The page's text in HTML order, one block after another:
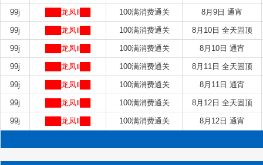
99j ███龙凤Ⅱ██ 100满消费通关 8月9日 通宵
99j ███龙凤Ⅱ██ 100满消费通关 8月10日 全天固顶
99j ███龙凤Ⅱ██ 100满消费通关 8月10日 通宵
99j ███龙凤Ⅱ██ 100满消费通关 8月11日 全天固顶
99j ███龙凤Ⅱ██ 100满消费通关 8月11日 通宵
99j ███龙凤Ⅱ██ 100满消费通关 8月12日 全天固顶
99j ███龙凤Ⅱ██ 100满消费通关 8月12日 通宵